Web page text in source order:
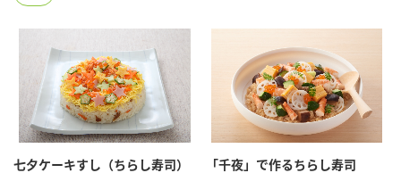
七夕ケーキすし（ちらし寿司） 「千夜」で作るちらし寿司